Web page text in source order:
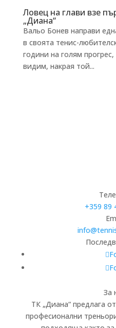
Ловец на глави взе
„Диана“
Вальо Бонев направи
в своята тенис-
години на голям
видим, накрая той...
+359 89
За
ТК „Диана“ предлага
професионални